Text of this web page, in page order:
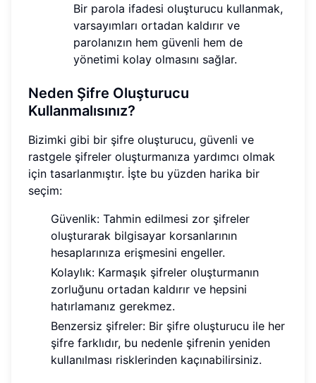
Bir parola ifadesi oluşturucu kullanmak,
varsayımları ortadan kaldırır ve
parolanızın hem güvenli hem de
yönetimi kolay olmasını sağlar.
Neden Şifre Oluşturucu
Kullanmalısınız?
Bizimki gibi bir şifre oluşturucu, güvenli ve
rastgele şifreler oluşturmanıza yardımcı olmak
için tasarlanmıştır. İşte bu yüzden harika bir
seçim:
Güvenlik: Tahmin edilmesi zor şifreler
oluşturarak bilgisayar korsanlarının
hesaplarınıza erişmesini engeller.
Kolaylık: Karmaşık şifreler oluşturmanın
zorluğunu ortadan kaldırır ve hepsini
hatırlamanız gerekmez.
Benzersiz şifreler: Bir şifre oluşturucu ile her
şifre farklıdır, bu nedenle şifrenin yeniden
kullanılması risklerinden kaçınabilirsiniz.